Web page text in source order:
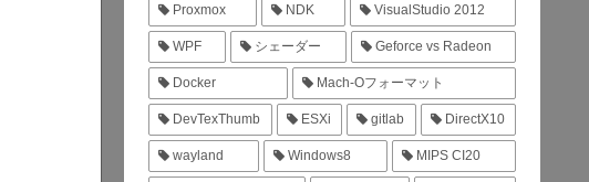
Proxmox NDK VisualStudio 2012
WPF シェーダー Geforce vs Radeon
Docker Mach-Oフォーマット
DevTexThumb ESXi gitlab DirectX10
wayland Windows8 MIPS CI20